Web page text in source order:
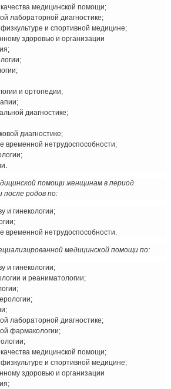
медицинской помощи;
лабораторной диагностике;
и спортивной медицине;
здоровью и организации
и ортопедии;
диагностике;
диагностике;
временной нетрудоспособности;
помощи женщинам в период
после родов по:
и гинекологии;
временной нетрудоспособности.
медицинской помощи по:
и гинекологии;
и реаниматологии;
лабораторной диагностике;
фармакологии;
медицинской помощи;
и спортивной медицине;
здоровью и организации